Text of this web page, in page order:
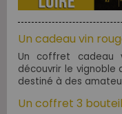
Un cadeau vin
Un coffret cadeau
découvrir le vignoble
destiné à des
Un coffret 3